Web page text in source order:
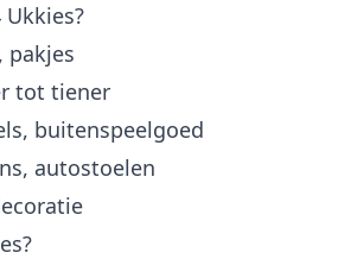
tot tiener
buitenspeelgoed
autostoelen